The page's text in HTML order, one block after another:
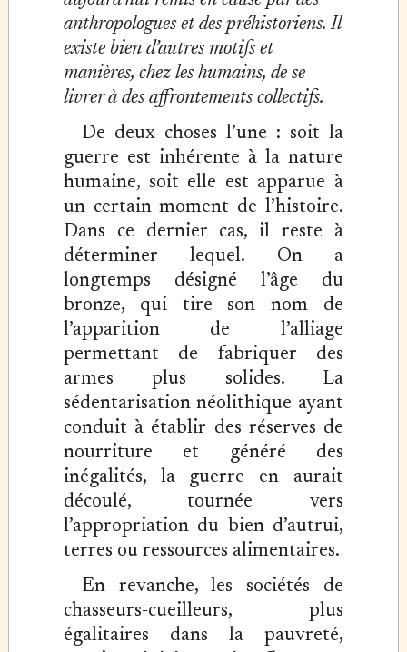
anthropologues et des préhistoriens. Il
existe bien d’autres motifs et
manières, chez les humains, de se
livrer à des affrontements collectifs.
De deux choses l’une : soit la
guerre est inhérente à la nature
humaine, soit elle est apparue à
un certain moment de l’histoire.
Dans ce dernier cas, il reste à
déterminer lequel. On a
longtemps désigné l’âge du
bronze, qui tire son nom de
l’apparition de l’alliage
permettant de fabriquer des
armes plus solides. La
sédentarisation néolithique ayant
conduit à établir des réserves de
nourriture et généré des
inégalités, la guerre en aurait
découlé, tournée vers
l’appropriation du bien d’autrui,
terres ou ressources alimentaires.
En revanche, les sociétés de
chasseurs-cueilleurs, plus
égalitaires dans la pauvreté,